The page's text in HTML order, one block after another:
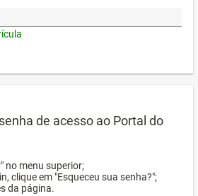
de acesso ao Portal do
no menu superior;
clique em "Esqueceu sua senha?";
da página.